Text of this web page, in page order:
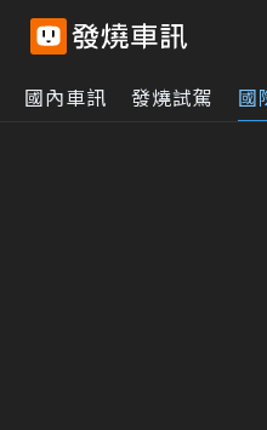
國內車訊 發燒試駕 國